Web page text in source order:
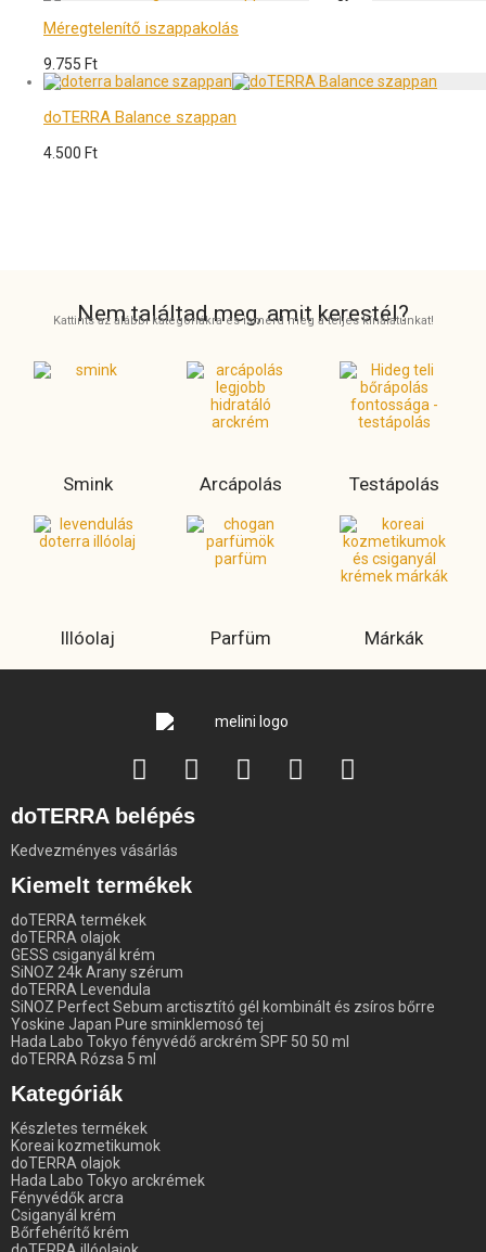
Méregtelenítő iszappakolás
9.755 Ft
doTERRA Balance szappan
4.500 Ft
Nem találtad meg, amit kerestél?
Kattints az alábbi kategóriákra és ismerd meg a teljes kínálatunkat!
Smink Arcápolás Testápolás
Illóolaj Parfüm Márkák
doTERRA belépés
Kedvezményes vásárlás
Kiemelt termékek
doTERRA termékek
doTERRA olajok
GESS csiganyál krém
SiNOZ 24k Arany szérum
doTERRA Levendula
SiNOZ Perfect Sebum arctisztító gél kombinált és zsíros bőrre
Yoskine Japan Pure sminklemosó tej
Hada Labo Tokyo fényvédő arckrém SPF 50 50 ml
doTERRA Rózsa 5 ml
Kategóriák
Készletes termékek
Koreai kozmetikumok
doTERRA olajok
Hada Labo Tokyo arckrémek
Fényvédők arcra
Csiganyál krém
Bőrfehérítő krém